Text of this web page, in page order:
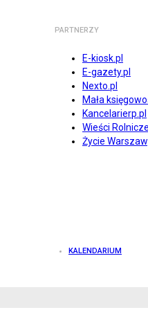
PARTNERZY
E-kiosk.pl
E-gazety.pl
Nexto.pl
Mała
Kancelarierp.pl
Wieści Rolnicze
Życie
KALENDARIUM